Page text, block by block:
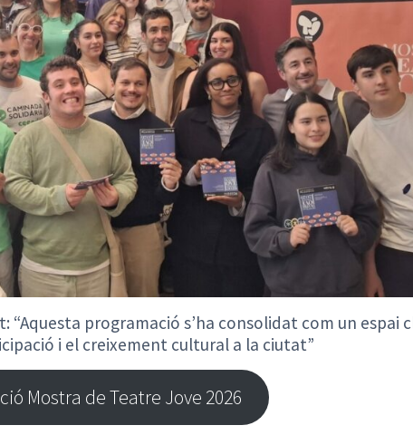
programació s’ha consolidat com un espai
i el creixement cultural a la ciutat”
Mostra de Teatre Jove 2026